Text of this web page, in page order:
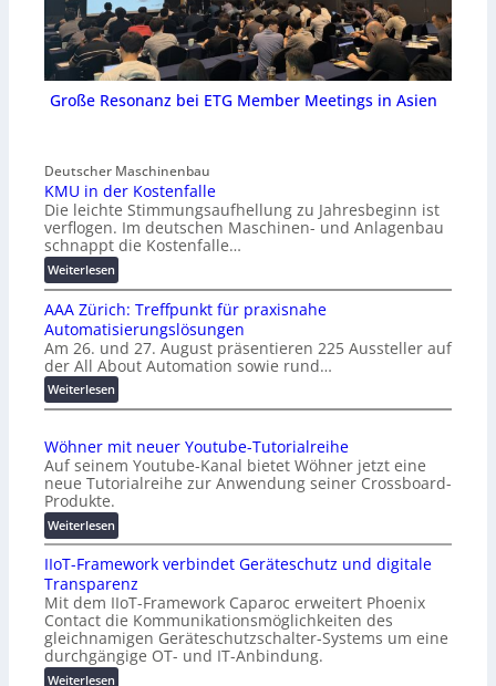
Große Resonanz bei ETG Member Meetings in Asien
Deutscher Maschinenbau
KMU in der Kostenfalle
Die leichte Stimmungsaufhellung zu Jahresbeginn ist
verflogen. Im deutschen Maschinen- und Anlagenbau
schnappt die Kostenfalle…
Weiterlesen:
K
M
U
i
n
d
e
K
o
s
e
n
f
a
l
l
e
AAA Zürich: Treffpunkt für praxisnahe
Automatisierungslösungen
Am 26. und 27. August präsentieren 225 Aussteller auf
der All About Automation sowie rund…
Weiterlesen:
A
A
Z
ü
i
c
h
:
T
r
e
f
Wöhner mit neuer Youtube-Tutorialreihe
Auf seinem Youtube-Kanal bietet Wöhner jetzt eine
neue Tutorialreihe zur Anwendung seiner Crossboard-
Produkte.
Weiterlesen:
W
ö
h
n
e
r
m
IIoT-Framework verbindet Geräteschutz und digitale
Transparenz
Mit dem IIoT-Framework Caparoc erweitert Phoenix
Contact die Kommunikationsmöglichkeiten des
gleichnamigen Geräteschutzschalter-Systems um eine
durchgängige OT- und IT-Anbindung.
Weiterlesen: